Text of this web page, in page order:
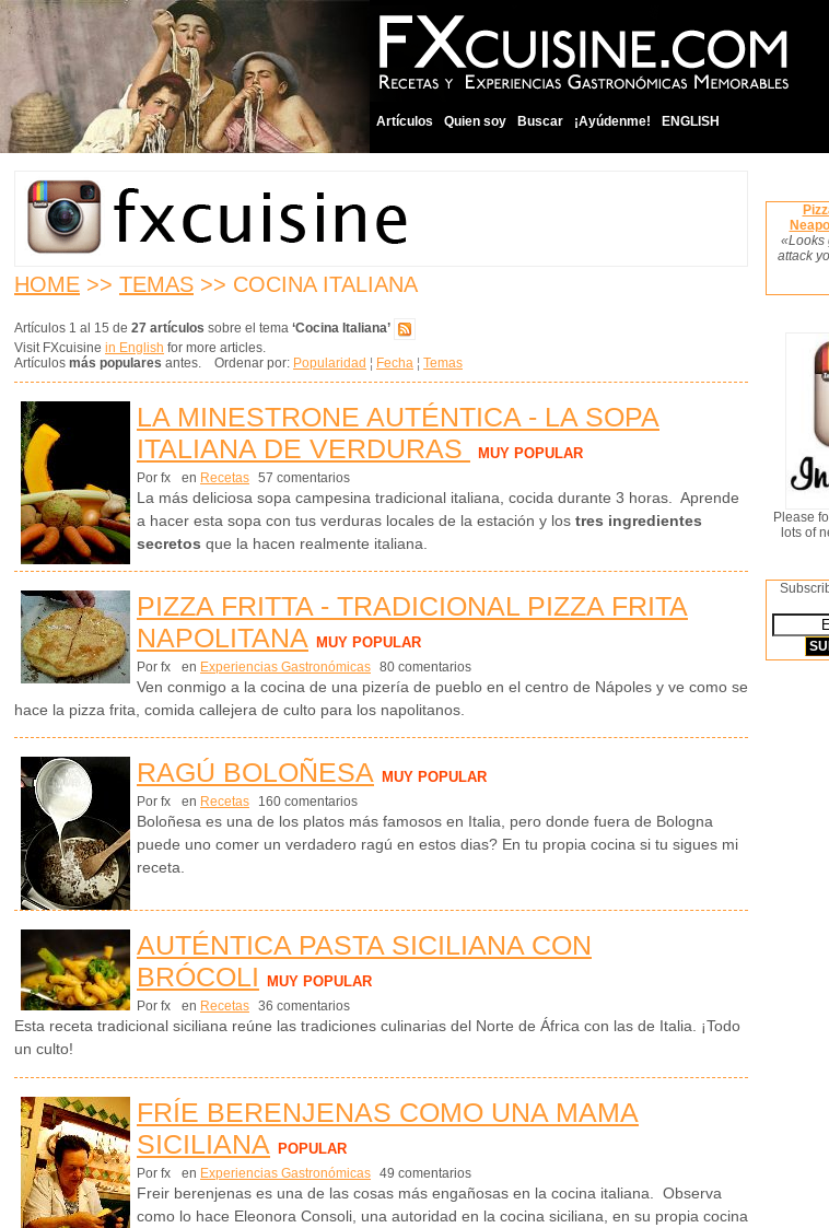
Artículos Quien soy Buscar ¡Ayúdenme! ENGLISH
HOME >> TEMAS >> COCINA ITALIANA
Artículos 1 al 15 de 27 artículos sobre el tema ‘Cocina Italiana’
Visit FXcuisine in English for more articles.
Artículos más populares antes. Ordenar por: Popularidad ¦ Fecha ¦ Temas
LA MINESTRONE AUTÉNTICA - LA SOPA
ITALIANA DE VERDURAS
MUY POPULAR
Por fx en Recetas 57 comentarios
La más deliciosa sopa campesina tradicional italiana, cocida durante 3 horas. Aprende
a hacer esta sopa con tus verduras locales de la estación y los tres ingredientes
secretos que la hacen realmente italiana.
PIZZA FRITTA - TRADICIONAL PIZZA FRITA
NAPOLITANA
MUY POPULAR
Por fx en Experiencias Gastronómicas 80 comentarios
Ven conmigo a la cocina de una pizería de pueblo en el centro de Nápoles y ve como se
hace la pizza frita, comida callejera de culto para los napolitanos.
RAGÚ BOLOÑESA MUY POPULAR
Por fx en Recetas 160 comentarios
Boloñesa es una de los platos más famosos en Italia, pero donde fuera de Bologna
puede uno comer un verdadero ragú en estos dias? En tu propia cocina si tu sigues mi
receta.
AUTÉNTICA PASTA SICILIANA CON
BRÓCOLI
MUY POPULAR
Por fx en Recetas 36 comentarios
Esta receta tradicional siciliana reúne las tradiciones culinarias del Norte de África con las de Italia. ¡Todo
un culto!
FRÍE BERENJENAS COMO UNA MAMA
SICILIANA POPULAR
Por fx en Experiencias Gastronómicas 49 comentarios
Freir berenjenas es una de las cosas más engañosas en la cocina italiana. Observa
como lo hace Eleonora Consoli, una autoridad en la cocina siciliana, en su propia cocina
«Looks
attack
Please
lots of